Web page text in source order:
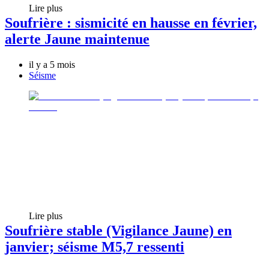
Lire plus
Soufrière : sismicité en hausse en février,
alerte Jaune maintenue
il y a 5 mois
Séisme
Lire plus
Soufrière stable (Vigilance Jaune) en
janvier; séisme M5,7 ressenti